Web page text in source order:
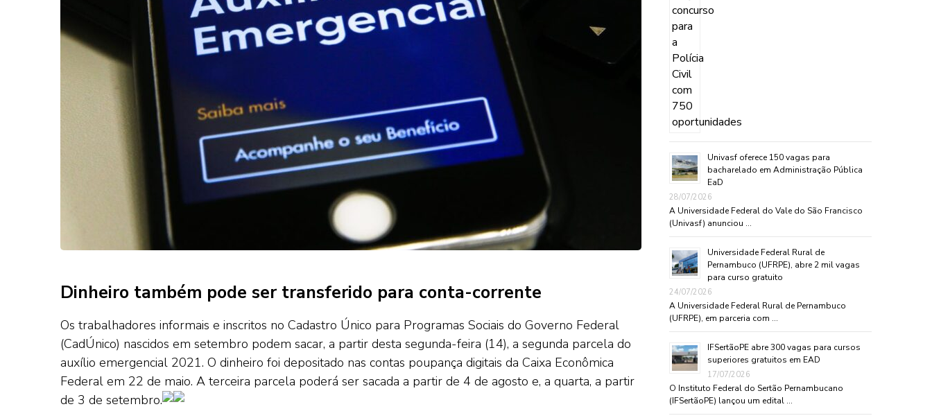
Dinheiro também pode ser transferido para conta-corrente
Os trabalhadores informais e inscritos no Cadastro Único para Programas Sociais do Governo Federal
(CadÚnico) nascidos em setembro podem sacar, a partir desta segunda-feira (14), a segunda parcela do
auxílio emergencial 2021. O dinheiro foi depositado nas contas poupança digitais da Caixa Econômica
Federal em 22 de maio. A terceira parcela poderá ser sacada a partir de 4 de agosto e, a quarta, a partir
de 3 de setembro.
Univasf oferece 150 vagas para
bacharelado em Administração Pública
EaD
28/07/2026
A Universidade Federal do Vale do São Francisco
(Univasf) anunciou …
Universidade Federal Rural de
Pernambuco (UFRPE), abre 2 mil vagas
para curso gratuito
24/07/2026
A Universidade Federal Rural de Pernambuco
(UFRPE), em parceria com …
IFSertãoPE abre 300 vagas para cursos
superiores gratuitos em EAD
17/07/2026
O Instituto Federal do Sertão Pernambucano
(IFSertãoPE) lançou um edital …